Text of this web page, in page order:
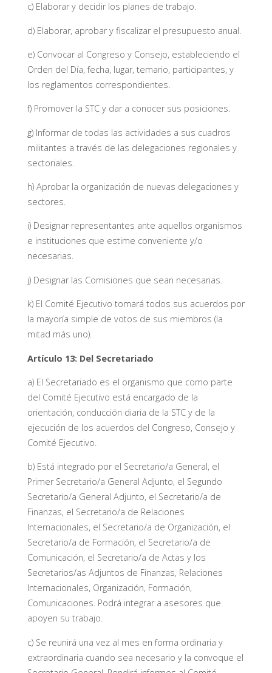
c) Elaborar y decidir los planes de trabajo.
d) Elaborar, aprobar y fiscalizar el presupuesto anual.
e) Convocar al Congreso y Consejo, estableciendo el
Orden del Día, fecha, lugar, temario, participantes, y
los reglamentos correspondientes.
f) Promover la STC y dar a conocer sus posiciones.
g) Informar de todas las actividades a sus cuadros
militantes a través de las delegaciones regionales y
sectoriales.
h) Aprobar la organización de nuevas delegaciones y
sectores.
i) Designar representantes ante aquellos organismos
e instituciones que estime conveniente y/o
necesarias.
j) Designar las Comisiones que sean necesarias.
k) El Comité Ejecutivo tomará todos sus acuerdos por
la mayoría simple de votos de sus miembros (la
mitad más uno).
Artículo 13: Del Secretariado
a) El Secretariado es el organismo que como parte
del Comité Ejecutivo está encargado de la
orientación, conducción diaria de la STC y de la
ejecución de los acuerdos del Congreso, Consejo y
Comité Ejecutivo.
b) Está integrado por el Secretario/a General, el
Primer Secretario/a General Adjunto, el Segundo
Secretario/a General Adjunto, el Secretario/a de
Finanzas, el Secretario/a de Relaciones
Internacionales, el Secretario/a de Organización, el
Secretario/a de Formación, el Secretario/a de
Comunicación, el Secretario/a de Actas y los
Secretarios/as Adjuntos de Finanzas, Relaciones
Internacionales, Organización, Formación,
Comunicaciones. Podrá integrar a asesores que
apoyen su trabajo.
c) Se reunirá una vez al mes en forma ordinaria y
extraordinaria cuando sea necesario y la convoque el